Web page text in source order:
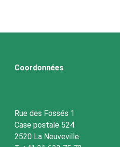
Coordonnées
Rue des Fossés 1
Case postale 524
2520 La Neuveville